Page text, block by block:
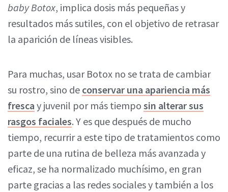
baby Botox, implica dosis más pequeñas y
resultados más sutiles, con el objetivo de retrasar
la aparición de líneas visibles.
Para muchas, usar Botox no se trata de cambiar
su rostro, sino de conservar una apariencia más
fresca y juvenil por más tiempo sin alterar sus
rasgos faciales. Y es que después de mucho
tiempo, recurrir a este tipo de tratamientos como
parte de una rutina de belleza más avanzada y
eficaz, se ha normalizado muchísimo, en gran
parte gracias a las redes sociales y también a los